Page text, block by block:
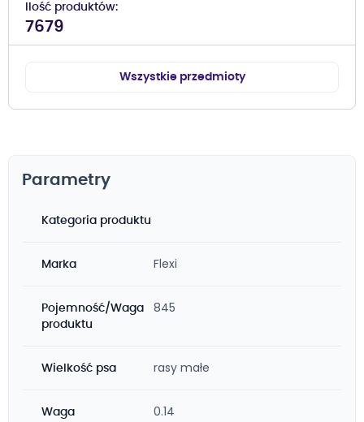
Ilość produktów
7679
Wszystkie przedmioty
Parametry
Kategoria produktu
Marka Flexi
Pojemność/Waga
produktu
845
Wielkość psa rasy małe
Waga 0.14